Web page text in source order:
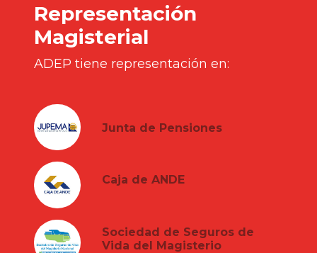
Representación
Magisterial
ADEP tiene representación en:
Junta de Pensiones
Caja de ANDE
Sociedad de Seguros de
Vida del Magisterio